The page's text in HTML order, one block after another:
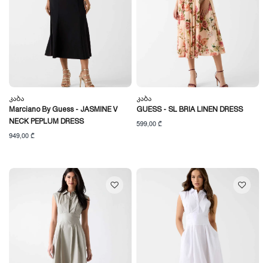
Კაბა
Marciano By Guess - JASMINE V
NECK PEPLUM DRESS
949,00 ₾
Კაბა
GUESS - SL BRIA LINEN DRESS
599,00 ₾